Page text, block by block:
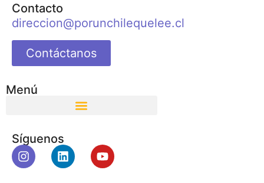
Contacto
direccion@porunchilequelee.cl
Contáctanos
Menú
Síguenos